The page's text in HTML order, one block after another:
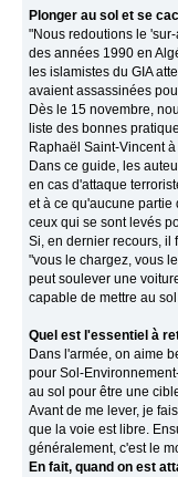
Plonger au sol et se
"Nous redoutions le
des années 1990 en
les islamistes du GIA
avaient assassinées
Dès le 15 novembre,
liste des bonnes
Raphaël Saint-Vincent
Dans ce guide, les
en cas d'attaque
et à ce qu'aucune partie
ceux qui se sont levés
Si, en dernier recours, il
"vous le chargez, vous
peut soulever une
capable de mettre au
Quel est l'essentiel à
Dans l'armée, on aime
pour Sol-
au sol pour être une
Avant de me lever, je
que la voie est libre.
généralement, c'est le
En fait, quand on est